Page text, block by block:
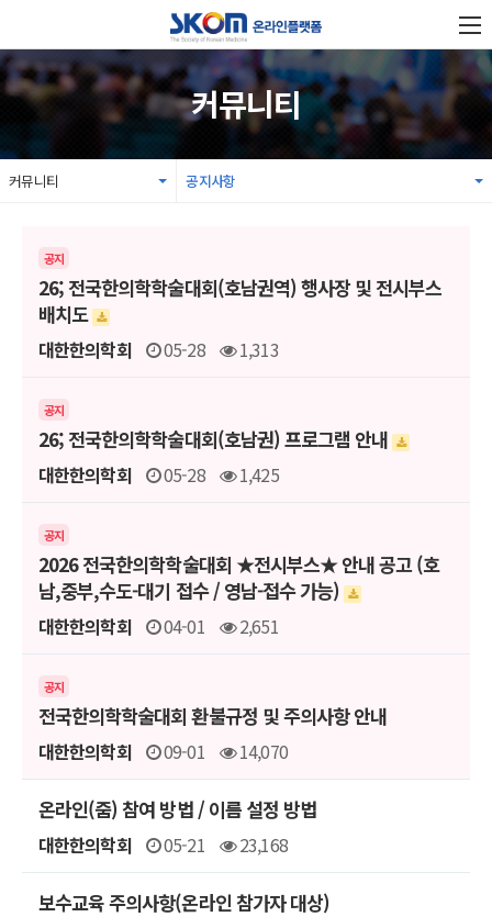
커뮤니티
커뮤니티 공지사항
공지
26; 전국한의학학술대회(호남권역) 행사장 및 전시부스
배치도
대한한의학회 05-28 1,313
공지
26; 전국한의학학술대회(호남권) 프로그램 안내
대한한의학회 05-28 1,425
공지
2026 전국한의학학술대회 ★전시부스★ 안내 공고 (호
남,중부,수도-대기 접수 / 영남-접수 가능)
대한한의학회 04-01 2,651
공지
전국한의학학술대회 환불규정 및 주의사항 안내
대한한의학회 09-01 14,070
온라인(줌) 참여 방법 / 이름 설정 방법
대한한의학회 05-21 23,168
보수교육 주의사항(온라인 참가자 대상)